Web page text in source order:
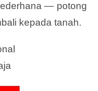
— potong
kepada tanah.